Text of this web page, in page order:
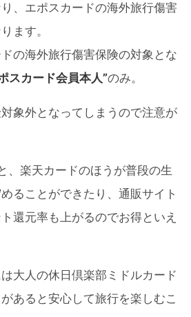
、エポスカードの海外旅行傷害
ます。
の海外旅行傷害保険の対象とな
スカード会員本人”のみ。
象外となってしまうので注意が
、楽天カードのほうが普段の生
ることができたり、通販サイト
還元率も上がるのでお得といえ
大人の休日倶楽部ミドルカード
あると安心して旅行を楽しむこ